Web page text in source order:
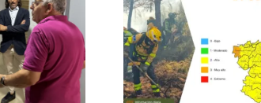
El jefe del Ejecutivo